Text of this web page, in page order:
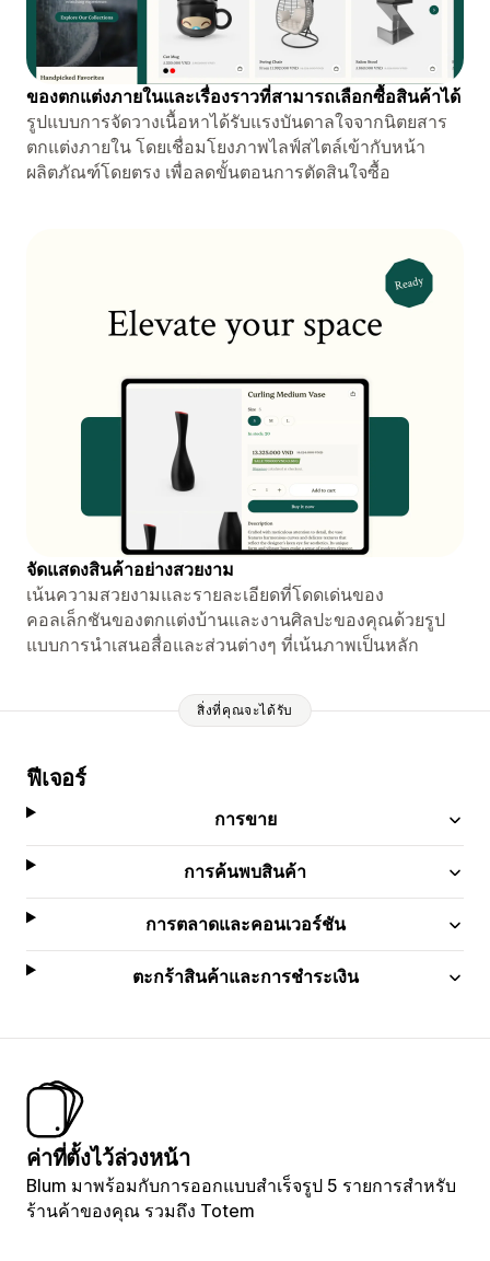
ของตกแต่งภายในและเรื่องราวที่สามารถเลือกซื้อสินค้าได้
รูปแบบการจัดวางเนื้อหาได้รับแรงบันดาลใจจากนิตยสาร
ตกแต่งภายใน โดยเชื่อมโยงภาพไลฟ์สไตล์เข้ากับหน้า
ผลิตภัณฑ์โดยตรง เพื่อลดขั้นตอนการตัดสินใจซื้อ
จัดแสดงสินค้าอย่างสวยงาม
เน้นความสวยงามและรายละเอียดที่โดดเด่นของ
คอลเล็กชันของตกแต่งบ้านและงานศิลปะของคุณด้วยรูป
แบบการนำเสนอสื่อและส่วนต่างๆ ที่เน้นภาพเป็นหลัก
สิ่งที่คุณจะได้รับ
ฟีเจอร์
การขาย
การค้นพบสินค้า
การตลาดและคอนเวอร์ชัน
ตะกร้าสินค้าและการชำระเงิน
ค่าที่ตั้งไว้ล่วงหน้า
Blum มาพร้อมกับการออกแบบสำเร็จรูป 5 รายการสำหรับ
ร้านค้าของคุณ รวมถึง Totem